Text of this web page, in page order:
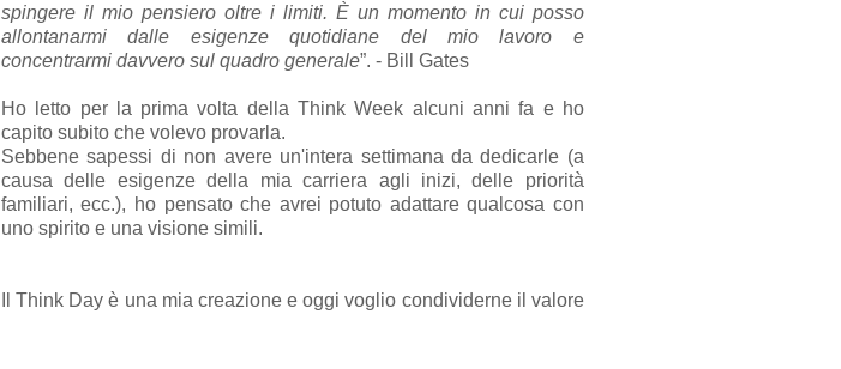
spingere il mio pensiero oltre i limiti. È un momento in cui posso
allontanarmi dalle esigenze quotidiane del mio lavoro e
concentrarmi davvero sul quadro generale”. - Bill Gates
Ho letto per la prima volta della Think Week alcuni anni fa e ho
capito subito che volevo provarla.
Sebbene sapessi di non avere un'intera settimana da dedicarle (a
causa delle esigenze della mia carriera agli inizi, delle priorità
familiari, ecc.), ho pensato che avrei potuto adattare qualcosa con
uno spirito e una visione simili.
Il Think Day è una mia creazione e oggi voglio condividerne il valore